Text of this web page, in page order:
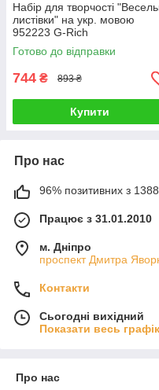
Набір для творчості
листівки" на укр. мовою
952223 G-Rich
Готово до відправки
744 ₴ 893 ₴
Купити
Про нас
96% позитивних з 1388
Працює з 31.01.2010
м. Дніпро
проспект Дмитра
Контакти
Сьогодні вихідний
Показати весь
Про нас